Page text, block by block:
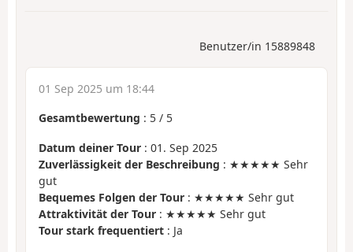
Benutzer/in 15889848
01 Sep 2025 um 18:44
Gesamtbewertung : 5 / 5
Datum deiner Tour : 01. Sep 2025
Zuverlässigkeit der Beschreibung : ★★★★★ Sehr
gut
Bequemes Folgen der Tour : ★★★★★ Sehr gut
Attraktivität der Tour : ★★★★★ Sehr gut
Tour stark frequentiert : Ja